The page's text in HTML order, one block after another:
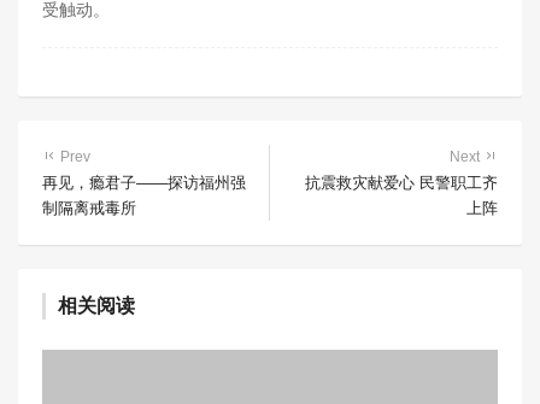
受触动。
Prev
再见，瘾君子——探访福州强
制隔离戒毒所
Next
抗震救灾献爱心 民警职工齐
上阵
相关阅读